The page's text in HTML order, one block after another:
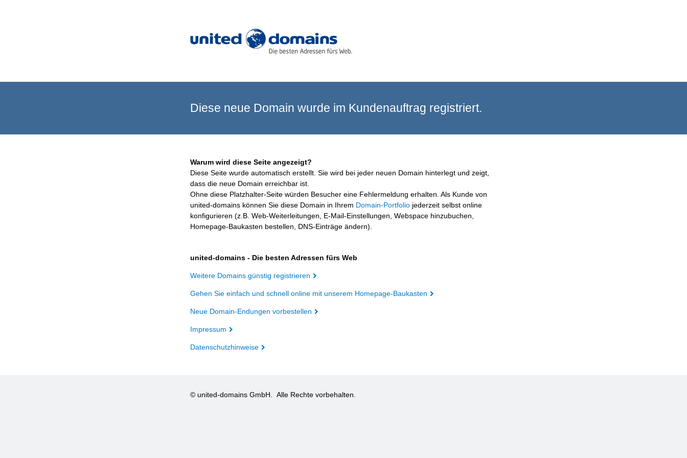
Diese neue Domain wurde im Kundenauftrag registriert.
Warum wird diese Seite angezeigt?
Diese Seite wurde automatisch erstellt. Sie wird bei jeder neuen Domain hinterlegt und zeigt,
dass die neue Domain erreichbar ist.
Ohne diese Platzhalter-Seite würden Besucher eine Fehlermeldung erhalten. Als Kunde von
united-domains können Sie diese Domain in Ihrem Domain-Portfolio jederzeit selbst online
konfigurieren (z.B. Web-Weiterleitungen, E-Mail-Einstellungen, Webspace hinzubuchen,
Homepage-Baukasten bestellen, DNS-Einträge ändern).
united-domains - Die besten Adressen fürs Web
Weitere Domains günstig registrieren
Gehen Sie einfach und schnell online mit unserem Homepage-Baukasten
Neue Domain-Endungen vorbestellen
Impressum
Datenschutzhinweise
© united-domains GmbH. Alle Rechte vorbehalten.